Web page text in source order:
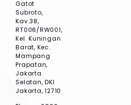
Gatot
Subroto,
Kav.38,
RT006/RW001,
Kel. Kuningan
Barat, Kec.
Mampang
Prapatan,
Jakarta
Selatan, DKI
Jakarta, 12710